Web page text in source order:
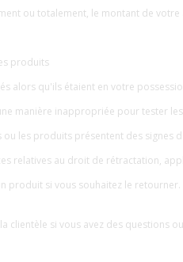
ou totalement, le montant de
produits
alors qu'ils étaient en votre
manière inappropriée pour tester
ou les produits présentent des signes
relatives au droit de rétractation,
produit si vous souhaitez le
clientèle si vous avez des questions